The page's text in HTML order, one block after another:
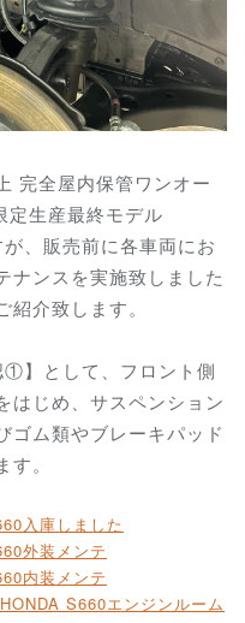
完全屋内保管ワンオー
定生産最終モデル
、販売前に各車両にお
ナンスを実施致しました
介致します。
】として、フロント側
はじめ、サスペンション
ゴム類やブレーキパッド
。
入庫しました
外装メンテ
内装メンテ
HONDA S660エンジンルーム